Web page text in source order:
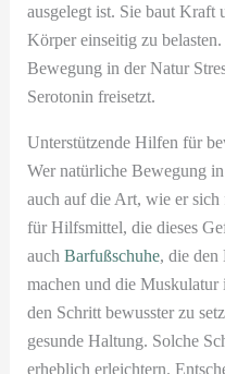
ausgelegt ist. Sie baut Kraft
Körper einseitig zu
Bewegung in der Natur
Serotonin freisetzt.
Unterstützende Hilfen für
Wer natürliche Bewegung
auch auf die Art, wie er
für Hilfsmittel, die dieses
auchBarfußschuhe, die
machen und die Muskulatur
den Schritt bewusster zu
gesunde Haltung. Solche
erheblich erleichtern.